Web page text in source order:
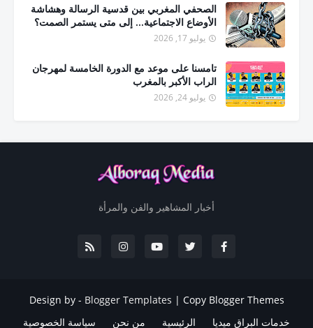
الصحفي المغربي بين قدسية الرسالة وهشاشة
الأوضاع الاجتماعية... إلى متى يستمر الصمت؟
يوليو 17, 2026
تامسنا على موعد مع الدورة الخامسة لمهرجان
الراب الأكبر بالمغرب
يوليو 24, 2026
أخبار المشاهير والفن والمرأة
Design by - Blogger Templates | Copy Blogger Themes
خدمات البراق ميديا
الرئيسية من نحن سياسة الخصوصية